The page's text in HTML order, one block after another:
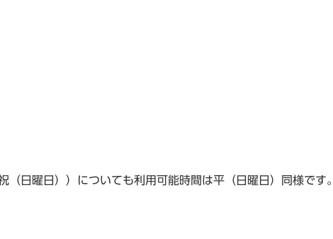
曜日））についても利用可能時間は平（日曜日）同様です。